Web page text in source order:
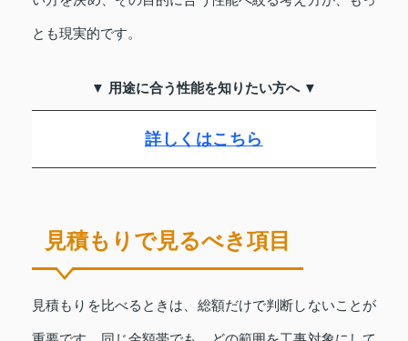
とも現実的です。
▼ 用途に合う性能を知りたい方へ ▼
詳しくはこちら
見積もりで見るべき項目
見積もりを比べるときは、総額だけで判断しないことが